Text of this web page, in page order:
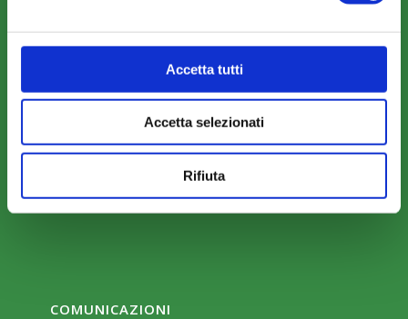
Accetta tutti
Accetta selezionati
Rifiuta
Modalità di adesione
Mobilità e Portabilità
COMUNICAZIONI